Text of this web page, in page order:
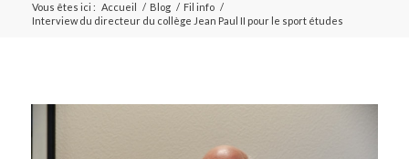
Vous êtes ici : Accueil / Blog / Fil info /
Interview du directeur du collège Jean Paul II pour le sport études